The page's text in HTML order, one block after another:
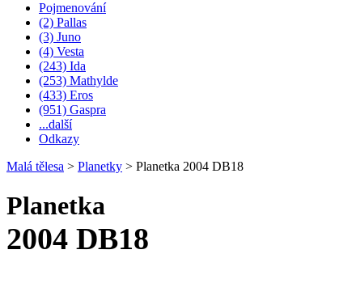
Pojmenování
(2) Pallas
(3) Juno
(4) Vesta
(243) Ida
(253) Mathylde
(433) Eros
(951) Gaspra
...další
Odkazy
Malá tělesa > Planetky > Planetka 2004 DB18
Planetka
2004 DB18